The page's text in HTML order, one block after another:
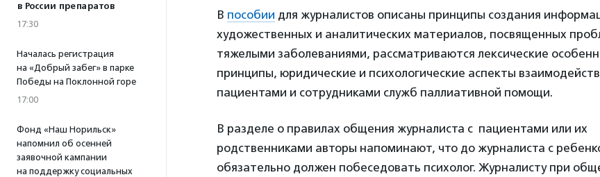
в России препаратов
17:30
Началась регистрация
на «Добрый забег» в парке
Победы на Поклонной горе
17:00
Фонд «Наш Норильск»
напомнил об осенней
заявочной кампании
на поддержку социальных
В пособии для журналистов описаны принципы создания
художественных и аналитических материалов, посвященных
тяжелыми заболеваниями, рассматриваются лексические
принципы, юридические и психологические аспекты
пациентами и сотрудниками служб паллиативной помощи.
В разделе о правилах общения журналиста с пациентами или их
родственниками авторы напоминают, что до журналиста с
обязательно должен побеседовать психолог. Журналисту при